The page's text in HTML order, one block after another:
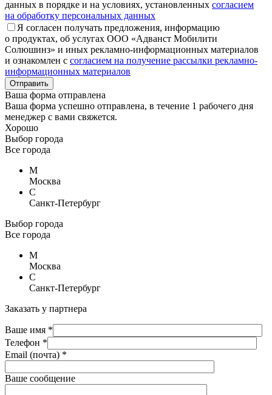
данных в порядке и на условиях, установленных согласием
на обработку персональных данных
Я согласен получать предложения, информацию
о продуктах, об услугах ООО «Адванст Мобилити
Солюшинз» и иных рекламно-информационных материалов
и ознакомлен с согласием на получение рассылки рекламно-
информационных материалов
Отправить
Ваша форма отправлена
Ваша форма успешно отправлена, в течение 1 рабочего дня
менеджер с вами свяжется.
Хорошо
Выбор города
Все города
М
Москва
С
Санкт-Петербург
Выбор города
Все города
М
Москва
С
Санкт-Петербург
Заказать у партнера
Ваше имя *
Телефон *
Email (почта) *
Ваше сообщение